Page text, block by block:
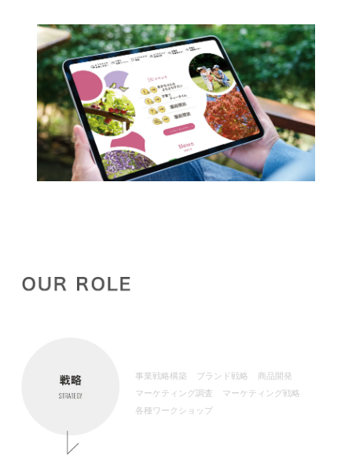
事業戦略構築 ブランド戦略
商品開発
マーケティング調査
マーケティング戦略
各種ワークショップ